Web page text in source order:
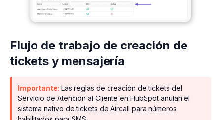
Flujo de trabajo de creación de
tickets y mensajería
Importante: Las reglas de creación de tickets del
Servicio de Atención al Cliente en HubSpot anulan el
sistema nativo de tickets de Aircall para números